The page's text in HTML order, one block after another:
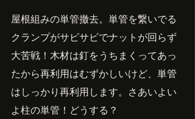
屋根組みの単管撤去。単管を繋いでる
クランプがサビサビでナットが回らず
大苦戦！木材は釘をうちまくってあっ
たから再利用はむずかしいけど、単管
はしっかり再利用します。さあいよい
よ柱の単管！どうする？